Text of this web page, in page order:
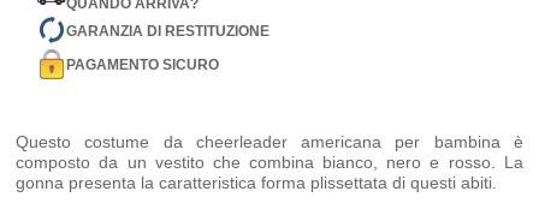
QUANDO ARRIVA?
GARANZIA DI RESTITUZIONE
PAGAMENTO SICURO
Questo costume da cheerleader americana per bambina è
composto da un vestito che combina bianco, nero e rosso. La
gonna presenta la caratteristica forma plissettata di questi abiti.